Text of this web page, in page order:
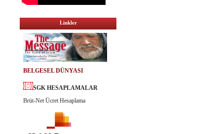
Linkler
BELGESEL DÜNYASI
SGK HESAPLAMALAR
Brüt-Net Ücret Hesaplama